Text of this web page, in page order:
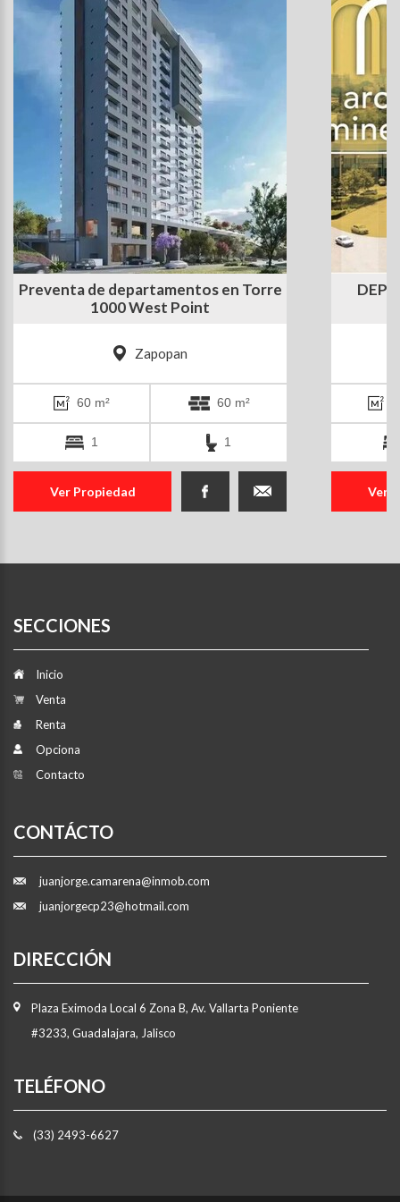
Preventa de departamentos en Torre
1000 West Point
Zapopan
60 m² 60 m²
1 1
Ver Propiedad Ver
SECCIONES
Inicio
Venta
Renta
Opciona
Contacto
CONTÁCTO
juanjorge.camarena@inmob.com
juanjorgecp23@hotmail.com
DIRECCIÓN
Plaza Eximoda Local 6 Zona B, Av. Vallarta Poniente
#3233, Guadalajara, Jalisco
TELÉFONO
(33) 2493-6627